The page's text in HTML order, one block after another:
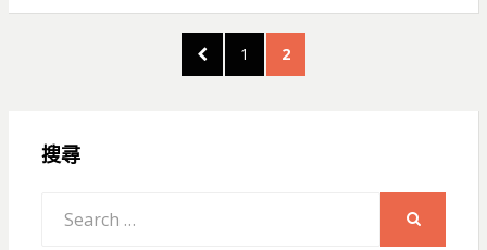
導
PREVIOUS
PAGE
PAGE
1 PAGE
2
搜尋
for: